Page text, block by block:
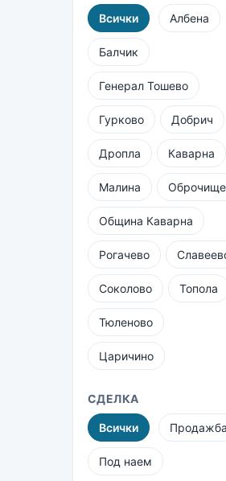
Всички Албена
Балчик
Генерал Тошево
Гурково Добрич
Дропла Каварна
Малина Оброчище
Община Каварна
Рогачево
Соколово Топола
Тюленово
Царичино
СДЕЛКА
Всички Продажба
Под наем